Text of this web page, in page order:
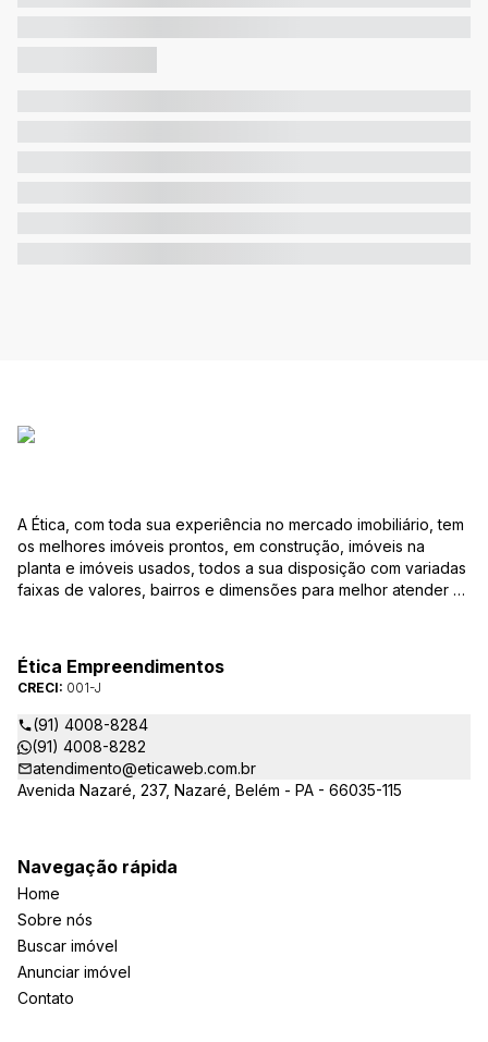
A Ética, com toda sua experiência no mercado imobiliário, tem
os melhores imóveis prontos, em construção, imóveis na
planta e imóveis usados, todos a sua disposição com variadas
faixas de valores, bairros e dimensões para melhor atender as
sempre prontos para responder-lhe todas as suas dúvidas
sobre casas, apartamentos, terrenos, salas comerciais e
outros produtos imobiliários.
Ética Empreendimentos
CRECI: 001-J
(91) 4008-8284
(91) 4008-8282
atendimento@eticaweb.com.br
Avenida Nazaré, 237, Nazaré, Belém - PA - 66035-115
Navegação rápida
Home
Sobre nós
Buscar imóvel
Anunciar imóvel
Contato